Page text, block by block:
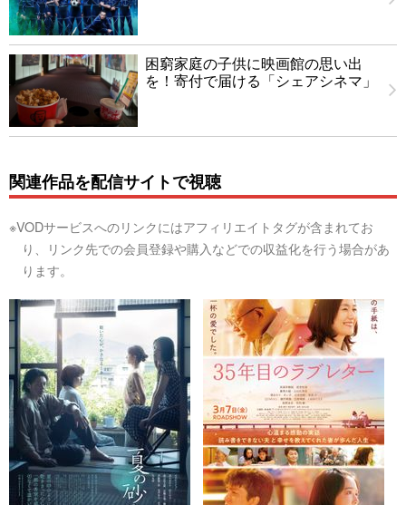
困窮家庭の子供に映画館の思い出
を！寄付で届ける「シェアシネマ」
関連作品を配信サイトで視聴
※VODサービスへのリンクにはアフィリエイトタグが含まれてお
り、リンク先での会員登録や購入などでの収益化を行う場合があ
ります。